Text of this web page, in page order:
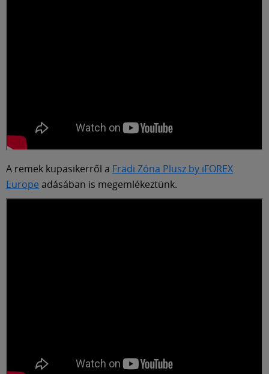
A remek kupasikerről a Fradi Zóna Plusz by iFOREX
Europe adásában is megemlékeztünk.